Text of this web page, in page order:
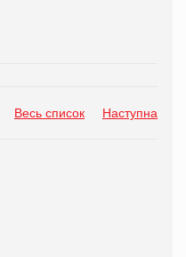
Весь список Наступна